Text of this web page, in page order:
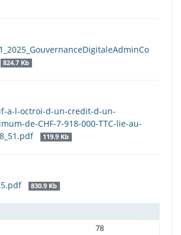
824.7 Kb
a-l-octroi-d-un-credit-d-un-
de-CHF-7-918-000-TTC-lie-au-
119.9 Kb
830.9 Kb
78